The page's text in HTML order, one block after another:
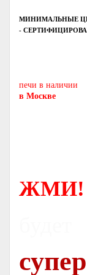
МИНИМАЛЬНЫЕ
-
печи в наличии
в Москве
ЖМИ!
супер